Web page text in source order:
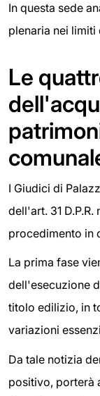
In questa sede
plenaria nei limiti
Le
I Giudici di
dell'art. 31
procedimento in
La prima fase
dell'esecuzione
titolo edilizio, in
variazioni
Da tale notizia
positivo, porterà